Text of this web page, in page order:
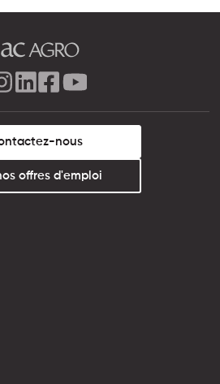
nous
offres d'emploi